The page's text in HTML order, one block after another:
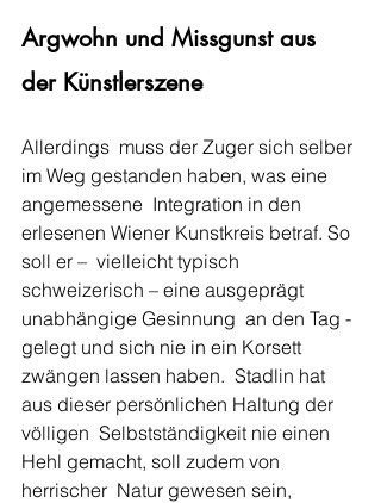
Argwohn und Missgunst aus
der Künstlerszene
Allerdings  muss der Zuger sich selber
im Weg gestanden haben, was eine
angemessene  Integration in den
erlesenen Wiener Kunstkreis betraf. So
soll er –  vielleicht typisch
schweizerisch – eine ausgeprägt
unabhängige Gesinnung  an den Tag ­
gelegt und sich nie in ein Korsett
zwängen lassen haben.  Stadlin hat
aus dieser persönlichen Haltung der
völligen  Selbstständigkeit nie einen
Hehl gemacht, soll zudem von
herrischer  Natur gewesen sein,